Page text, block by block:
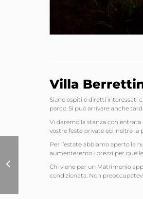
Villa
Siano ospiti o diretti interessati
parco. Si può arrivare anche
Vi daremo la stanza con
vostre feste private ed inoltre la
Per l’estate abbiamo aperto la
aumenteremo i prezzi per
Chi viene per un Matrimonio
condizionata. Non
Shooters Club IDPA